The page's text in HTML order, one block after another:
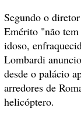
Segundo o
Emérito "não
idoso,
Lombardi
desde o palácio
arredores de
helicóptero.